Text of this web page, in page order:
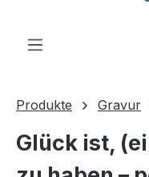
Produkte Gravur
Glück ist,